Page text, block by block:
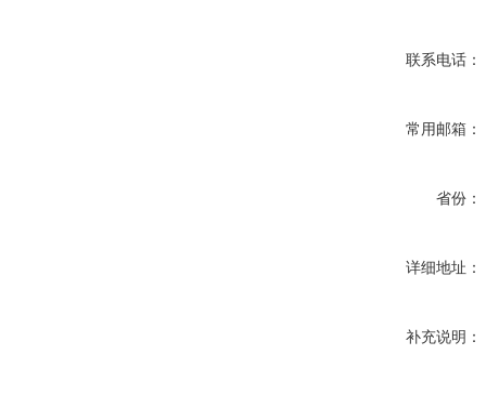
联系电话：
常用邮箱：
省份：
详细地址：
补充说明：